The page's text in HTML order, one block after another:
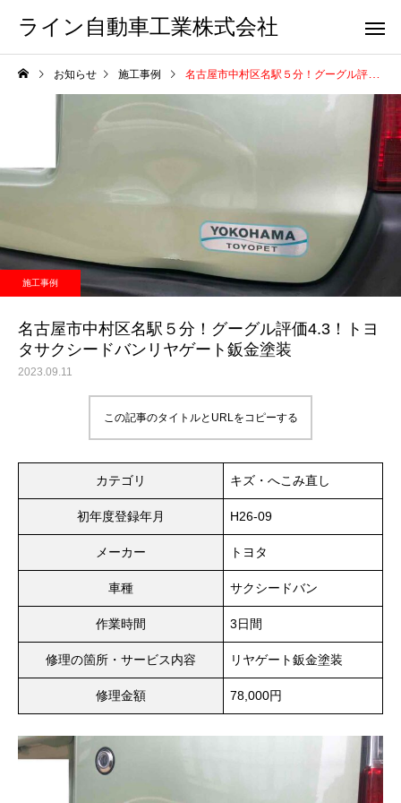
ライン自動車工業株式会社
お知らせ 施工事例 名古屋市中村区名駅５分！グーグル評価4.3！トヨタサクシードバンリヤゲート鈑金塗装
施工事例
名古屋市中村区名駅５分！グーグル評価4.3！トヨ
タサクシードバンリヤゲート鈑金塗装
2023.09.11
この記事のタイトルとURLをコピーする
カテゴリ キズ・へこみ直し
初年度登録年月 H26-09
メーカー トヨタ
車種 サクシードバン
作業時間 3日間
修理の箇所・サービス内容 リヤゲート鈑金塗装
修理金額 78,000円